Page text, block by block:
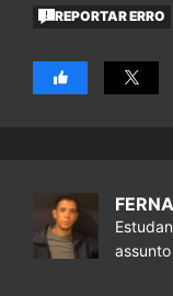
REPORTAR ERRO